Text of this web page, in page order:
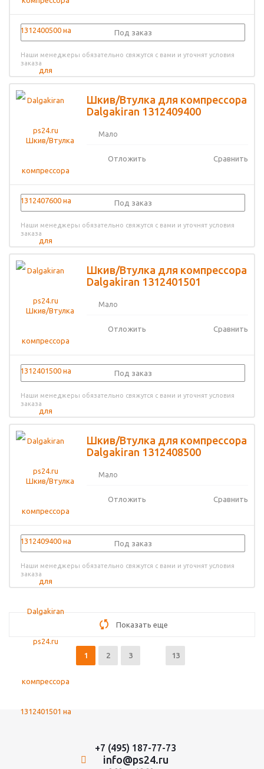
Под заказ
Наши менеджеры обязательно свяжутся с вами и уточнят условия
заказа
Шкив/Втулка для компрессора
Dalgakiran 1312409400
Мало
Отложить Сравнить
Под заказ
Наши менеджеры обязательно свяжутся с вами и уточнят условия
заказа
Шкив/Втулка для компрессора
Dalgakiran 1312401501
Мало
Отложить Сравнить
Под заказ
Наши менеджеры обязательно свяжутся с вами и уточнят условия
заказа
Шкив/Втулка для компрессора
Dalgakiran 1312408500
Мало
Отложить Сравнить
Под заказ
Наши менеджеры обязательно свяжутся с вами и уточнят условия
заказа
Показать еще
1 2 3 13
+7 (495) 187-77-73
info@ps24.ru